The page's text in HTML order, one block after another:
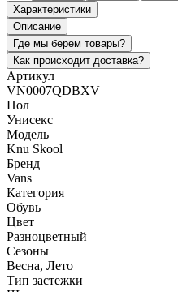
Характеристики
Описание
Где мы берем товары?
Как происходит доставка?
Артикул
VN0007QDBXV
Пол
Унисекс
Модель
Knu Skool
Бренд
Vans
Категория
Обувь
Цвет
Разноцветный
Сезоны
Весна, Лето
Тип застежки